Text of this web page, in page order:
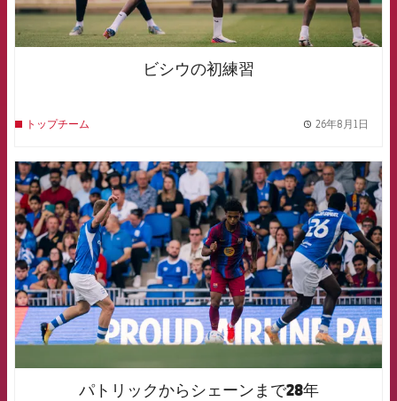
ビシウの初練習
トップチーム 26年8月1日
FCB Barcelona badge
パトリックからシェーンまで28年